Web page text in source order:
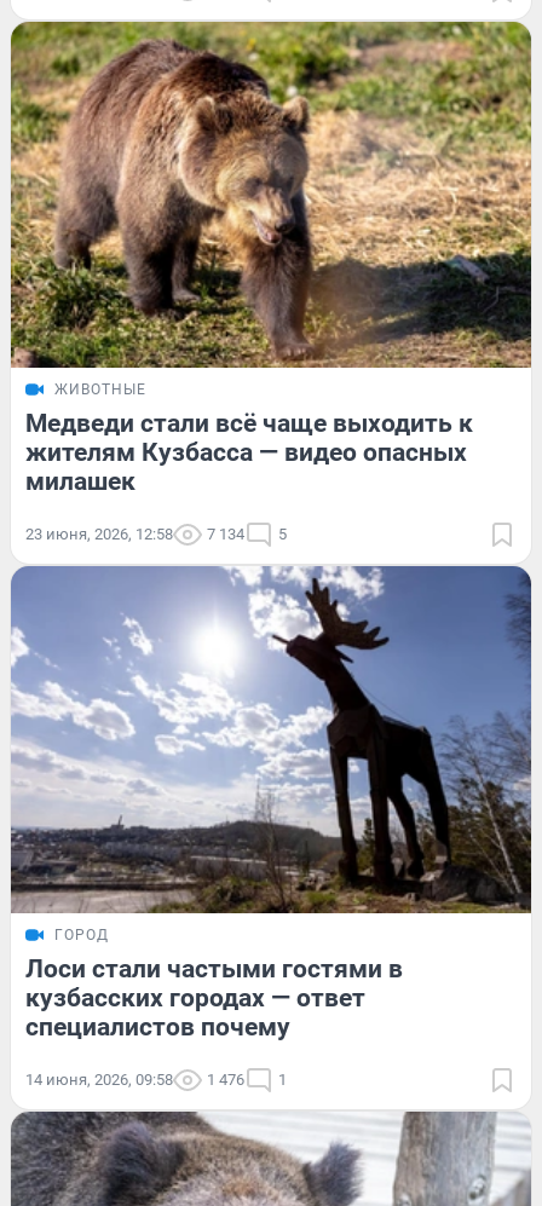
ЖИВОТНЫЕ
Медведи стали всё чаще выходить к
жителям Кузбасса — видео опасных
милашек
23 июня, 2026, 12:58 7 134 5
ГОРОД
Лоси стали частыми гостями в
кузбасских городах — ответ
специалистов почему
14 июня, 2026, 09:58 1 476 1